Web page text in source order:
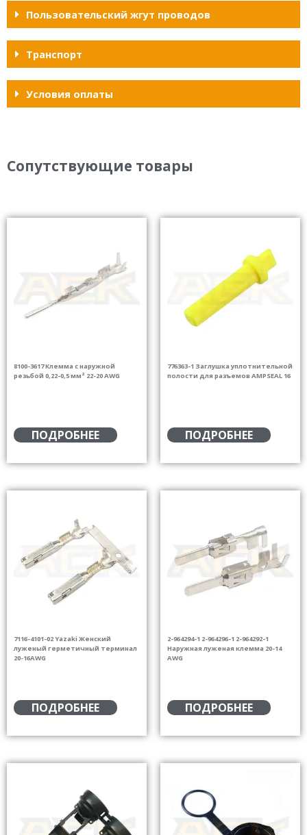
Пользовательский жгут проводов
Транспорт
Условия оплаты
Сопутствующие товары
8100-3617 Клемма с наружной
резьбой 0,22-0,5 мм² 22-20 AWG
ПОДРОБНЕЕ
776363-1 Заглушка уплотнительной
полости для разъемов AMPSEAL 16
ПОДРОБНЕЕ
7116-4101-02 Yazaki Женский
луженый герметичный терминал
20-16AWG
ПОДРОБНЕЕ
2-964294-1 2-964296-1 2-964292-1
Наружная луженая клемма 20-14
AWG
ПОДРОБНЕЕ